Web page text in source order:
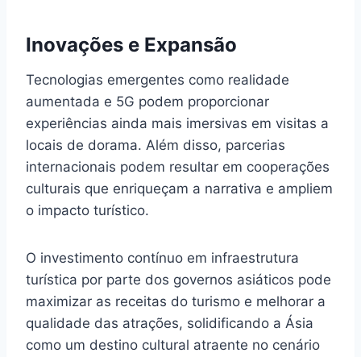
Inovações e Expansão
Tecnologias emergentes como realidade
aumentada e 5G podem proporcionar
experiências ainda mais imersivas em visitas a
locais de dorama. Além disso, parcerias
internacionais podem resultar em cooperações
culturais que enriqueçam a narrativa e ampliem
o impacto turístico.
O investimento contínuo em infraestrutura
turística por parte dos governos asiáticos pode
maximizar as receitas do turismo e melhorar a
qualidade das atrações, solidificando a Ásia
como um destino cultural atraente no cenário